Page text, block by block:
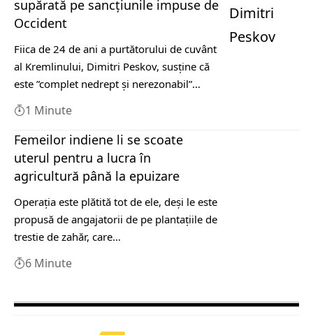
supărată pe sancțiunile impuse de
Occident
Fiica de 24 de ani a purtătorului de cuvânt
al Kremlinului, Dimitri Peskov, susţine că
este ”complet nedrept şi nerezonabil”…
1 Minute
Femeilor indiene li se scoate
uterul pentru a lucra în
agricultură până la epuizare
Operația este plătită tot de ele, deși le este
propusă de angajatorii de pe plantațiile de
trestie de zahăr, care…
6 Minute